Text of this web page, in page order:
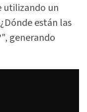
utilizando un
están las
generando